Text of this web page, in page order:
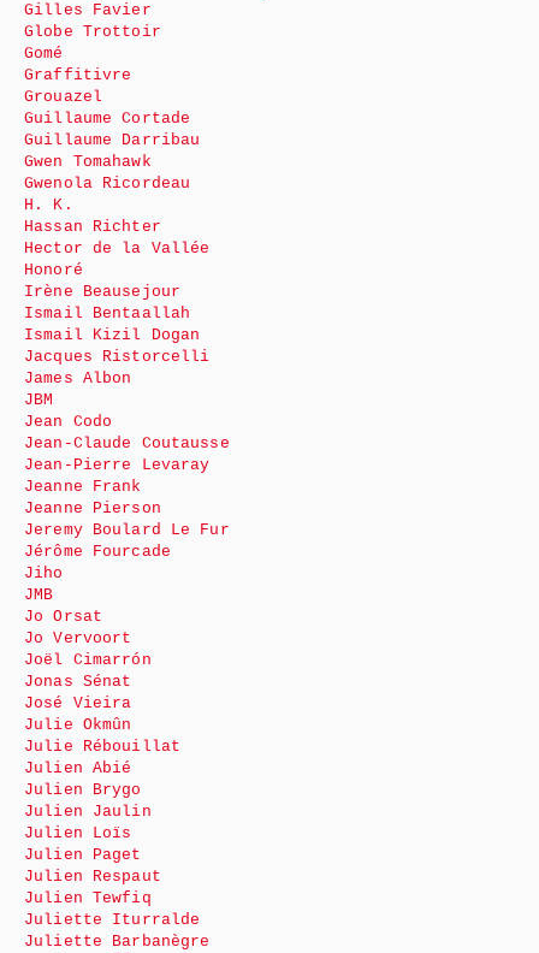
Gilles Favier
Globe Trottoir
Gomé
Graffitivre
Grouazel
Guillaume Cortade
Guillaume Darribau
Gwen Tomahawk
Gwenola Ricordeau
H. K.
Hassan Richter
Hector de la Vallée
Honoré
Irène Beausejour
Ismail Bentaallah
Ismail Kizil Dogan
Jacques Ristorcelli
James Albon
JBM
Jean Codo
Jean-Claude Coutausse
Jean-Pierre Levaray
Jeanne Frank
Jeanne Pierson
Jeremy Boulard Le Fur
Jérôme Fourcade
Jiho
JMB
Jo Orsat
Jo Vervoort
Joël Cimarrón
Jonas Sénat
José Vieira
Julie Okmûn
Julie Rébouillat
Julien Abié
Julien Brygo
Julien Jaulin
Julien Loïs
Julien Paget
Julien Respaut
Julien Tewfiq
Juliette Iturralde
Juliette Barbanègre